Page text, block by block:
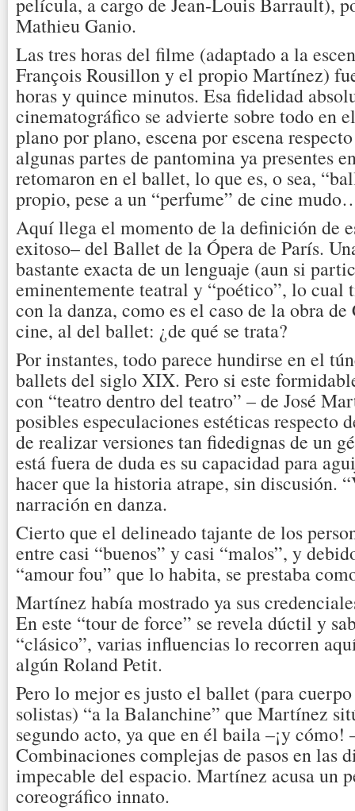
Mathieu Ganio.
Las tres horas del filme (adaptado a la
François Rousillon y el propio Martínez)
horas y quince minutos. Esa fidelidad
cinematográfico se advierte sobre todo en
plano por plano, escena por escena
algunas partes de pantomina ya presentes
retomaron en el ballet, lo que es, o sea,
propio, pese a un “perfume” de cine
Aquí llega el momento de la definición de
exitoso– del Ballet de la Ópera de París.
bastante exacta de un lenguaje (aun si
eminentemente teatral y “poético”, lo cual
con la danza, como es el caso de la obra
cine, al del ballet: ¿de qué se trata?
Por instantes, todo parece hundirse en el
ballets del siglo XIX. Pero si este
con “teatro dentro del teatro” – de José
posibles especulaciones estéticas respecto
de realizar versiones tan fidedignas de un
está fuera de duda es su capacidad para
hacer que la historia atrape, sin discusión.
narración en danza.
Cierto que el delineado tajante de los
entre casi “buenos” y casi “malos”, y
“amour fou” que lo habita, se prestaba
Martínez había mostrado ya sus
En este “tour de force” se revela dúctil y
“clásico”, varias influencias lo recorren
algún Roland Petit.
Pero lo mejor es justo el ballet (para
solistas) “a la Balanchine” que Martínez
segundo acto, ya que en él baila –¡y
Combinaciones complejas de pasos en las
impecable del espacio. Martínez acusa un
coreográfico innato.